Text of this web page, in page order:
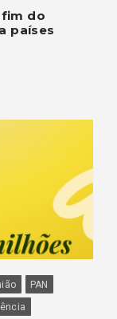
fim do
países
PAN